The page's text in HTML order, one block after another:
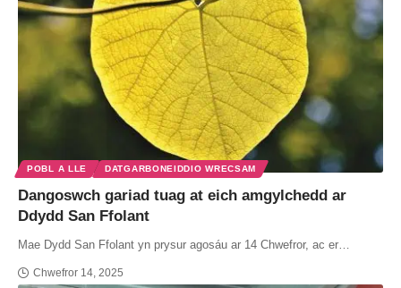
POBL A LLE DATGARBONEIDDIO WRECSAM
Dangoswch gariad tuag at eich amgylchedd ar
Ddydd San Ffolant
Mae Dydd San Ffolant yn prysur agosáu ar 14 Chwefror, ac er…
Chwefror 14, 2025